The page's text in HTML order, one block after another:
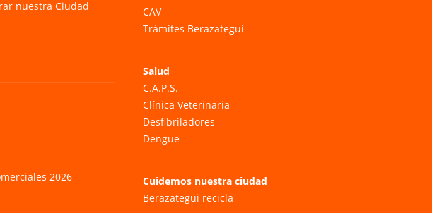
nuestra Ciudad
2026
CAV
Trámites Berazategui
Salud
C.A.P.S.
Clínica Veterinaria
Desfibriladores
Dengue
Cuidemos nuestra ciudad
Berazategui recicla